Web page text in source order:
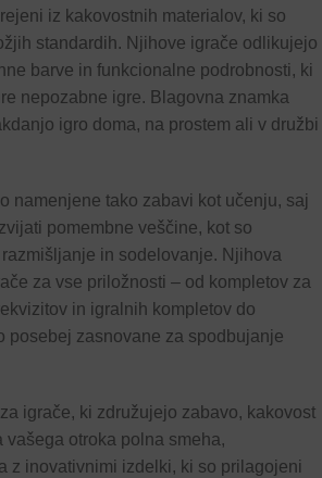
iz kakovostnih materialov, ki so
standardih. Njihove igrače odlikujejo
barve in funkcionalne podrobnosti, ki
nepozabne igre. Blagovna znamka
igro doma, na prostem ali v družbi
namenjene tako zabavi kot učenju, saj
pomembne veščine, kot so
in sodelovanje. Njihova
za vse priložnosti – od kompletov za
in igralnih kompletov do
posebej zasnovane za spodbujanje
igrače, ki združujejo zabavo, kakovost
vašega otroka polna smeha,
z inovativnimi izdelki, ki so prilagojeni